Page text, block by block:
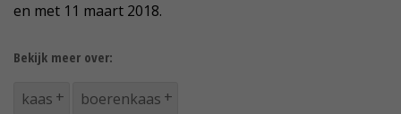
en met 11 maart 2018.
Bekijk meer over:
kaas boerenkaas